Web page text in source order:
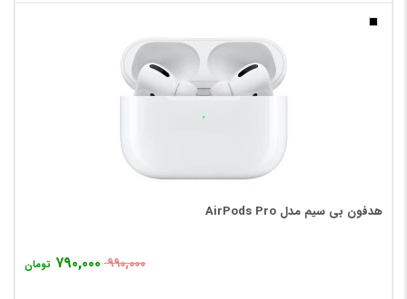
هدفون بی‌ سیم مدل AirPods Pro
۹۹۰,۰۰۰ ۷۹۰,۰۰۰ تومان